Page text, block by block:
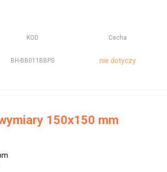
KOD Cecha
BH-BB011BBPS nie dotyczy
150x150 mm